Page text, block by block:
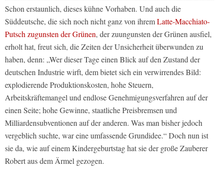
Schon erstaunlich, dieses kühne Vorhaben. Und auch die
Süddeutsche, die sich noch nicht ganz von ihremLatte-Macchiato-
Putsch zugunsten der Grünen, der zuungunsten der Grünen ausfiel,
erholt hat, freut sich, die Zeiten der Unsicherheit überwunden zu
haben, denn: „Wer dieser Tage einen Blick auf den Zustand der
deutschen Industrie wirft, dem bietet sich ein verwirrendes Bild:
explodierende Produktionskosten, hohe Steuern,
Arbeitskräftemangel und endlose Genehmigungsverfahren auf der
einen Seite; hohe Gewinne, staatliche Preisbremsen und
Milliardensubventionen auf der anderen. Was man bisher jedoch
vergeblich suchte, war eine umfassende Grundidee.“ Doch nun ist
sie da, wie auf einem Kindergeburtstag hat sie der große Zauberer
Robert aus dem Ärmel gezogen.